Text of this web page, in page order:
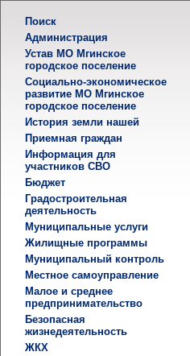
Поиск
Администрация
Устав МО Мгинское
городское поселение
Социально-экономическое
развитие МО Мгинское
городское поселение
История земли нашей
Приемная граждан
Информация для
участников СВО
Бюджет
Градостроительная
деятельность
Муниципальные услуги
Жилищные программы
Муниципальный контроль
Местное самоуправление
Малое и среднее
предпринимательство
Безопасная
жизнедеятельность
ЖКХ